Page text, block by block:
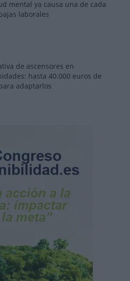
mental ya causa una de cada
laborales
de ascensores en
hasta 40.000 euros de
adaptarlos